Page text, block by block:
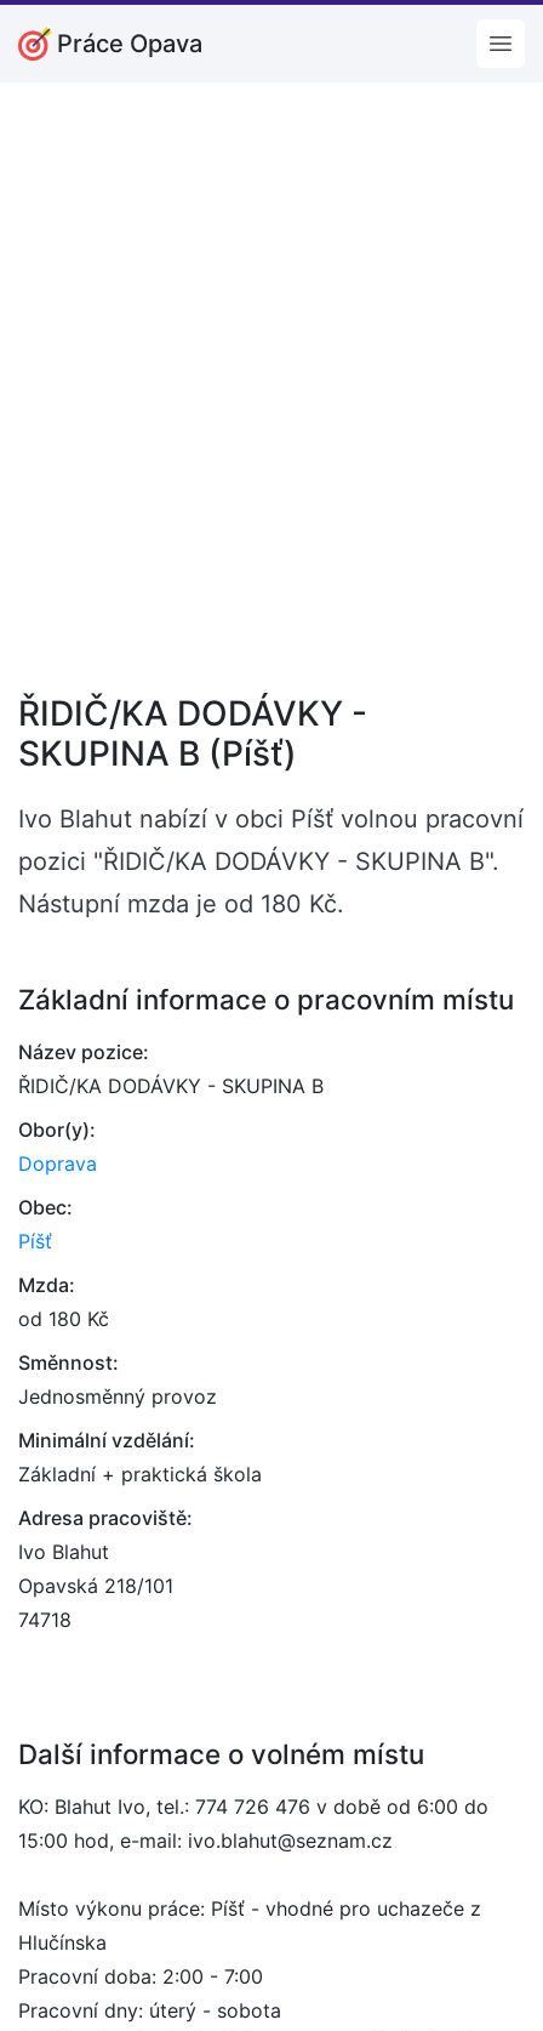
Práce Opava
ŘIDIČ/KA DODÁVKY -
SKUPINA B (Píšť)
Ivo Blahut nabízí v obci Píšť volnou pracovní
pozici "ŘIDIČ/KA DODÁVKY - SKUPINA B".
Nástupní mzda je od 180 Kč.
Základní informace o pracovním místu
Název pozice:
ŘIDIČ/KA DODÁVKY - SKUPINA B
Obor(y):
Doprava
Obec:
Píšť
Mzda:
od 180 Kč
Směnnost:
Jednosměnný provoz
Minimální vzdělání:
Základní + praktická škola
Adresa pracoviště:
Ivo Blahut
Opavská 218/101
74718
Další informace o volném místu
KO: Blahut Ivo, tel.: 774 726 476 v době od 6:00 do
15:00 hod, e-mail: ivo.blahut@seznam.cz
Místo výkonu práce: Píšť - vhodné pro uchazeče z
Hlučínska
Pracovní doba: 2:00 - 7:00
Pracovní dny: úterý - sobota